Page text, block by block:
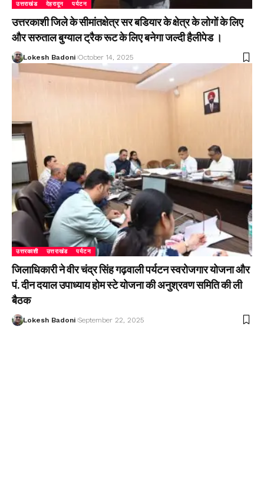
उत्तराखंड देहरादून पर्यटन
उत्तरकाशी जिले के सीमांतक्षेत्र सर बडियार के क्षेत्र के लोगों के लिए
और सरुताल बुग्याल ट्रैक रूट के लिए बनेगा जल्दी हैलीपेड ।
Lokesh Badoni October 14, 2025
उत्तरकाशी उत्तराखंड पर्यटन
जिलाधिकारी ने वीर चंद्र सिंह गढ़वाली पर्यटन स्वरोजगार योजना और
पं. दीन दयाल उपाध्याय होम स्टे योजना की अनुश्रवण समिति की ली
बैठक
Lokesh Badoni September 22, 2025